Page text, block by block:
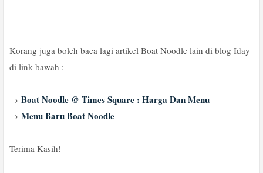
Korang juga boleh baca lagi artikel Boat Noodle lain di blog Iday
di link bawah :
→ Boat Noodle @ Times Square : Harga Dan Menu
→ Menu Baru Boat Noodle
Terima Kasih!